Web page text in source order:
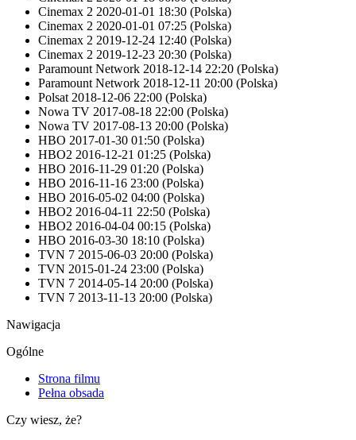
Cinemax 2 2020-01-01 18:30 (Polska)
Cinemax 2 2020-01-01 07:25 (Polska)
Cinemax 2 2019-12-24 12:40 (Polska)
Cinemax 2 2019-12-23 20:30 (Polska)
Paramount Network 2018-12-14 22:20 (Polska)
Paramount Network 2018-12-11 20:00 (Polska)
Polsat 2018-12-06 22:00 (Polska)
Nowa TV 2017-08-18 22:00 (Polska)
Nowa TV 2017-08-13 20:00 (Polska)
HBO 2017-01-30 01:50 (Polska)
HBO2 2016-12-21 01:25 (Polska)
HBO 2016-11-29 01:20 (Polska)
HBO 2016-11-16 23:00 (Polska)
HBO 2016-05-02 04:00 (Polska)
HBO2 2016-04-11 22:50 (Polska)
HBO2 2016-04-04 00:15 (Polska)
HBO 2016-03-30 18:10 (Polska)
TVN 7 2015-06-03 20:00 (Polska)
TVN 2015-01-24 23:00 (Polska)
TVN 7 2014-05-14 20:00 (Polska)
TVN 7 2013-11-13 20:00 (Polska)
Nawigacja
Ogólne
Strona filmu
Pełna obsada
Czy wiesz, że?